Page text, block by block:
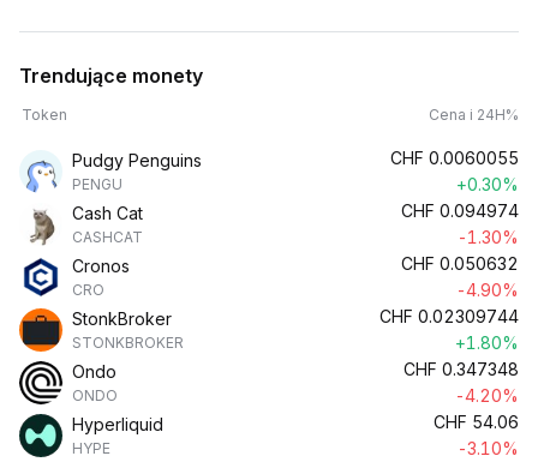
Trendujące monety
Token Cena i 24H%
Pudgy Penguins
PENGU
CHF 0.0060055
+0.30%
Cash Cat
CASHCAT
CHF 0.094974
-1.30%
Cronos
CRO
CHF 0.050632
-4.90%
StonkBroker
STONKBROKER
CHF 0.02309744
+1.80%
Ondo
ONDO
CHF 0.347348
-4.20%
Hyperliquid
HYPE
CHF 54.06
-3.10%